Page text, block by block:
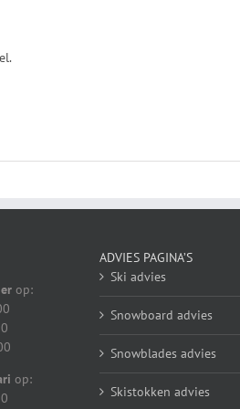
op:
op:
ADVIES PAGINA’S
Ski advies
Snowboard advies
Snowblades advies
Skistokken advies